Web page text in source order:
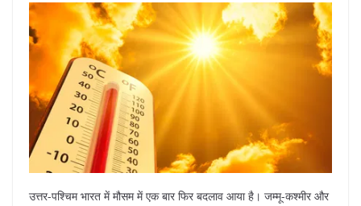
उत्तर-पश्चिम भारत में मौसम में एक बार फिर बदलाव आया है। जम्मू-कश्मीर और